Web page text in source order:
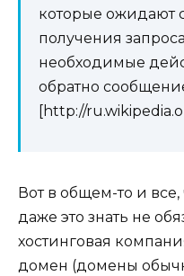
которые ожидают
получения
необходимые
обратно
[http://
Вот в общем-то и
даже это знать не
хостинговая
домен (домены